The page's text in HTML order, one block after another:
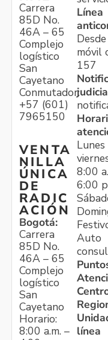
Carrera
85D No.
46A – 65
Complejo
logístico
San
Cayetano
Conmutador:
+57 (601)
7965150
VENTA
NILLA
ÚNICA
DE
RADIC
ACIÓN
Bogotá:
Carrera
85D No.
46A – 65
Complejo
logístico
San
Cayetano
Horario:
8:00 a.m. –
Línea
Desde
móvil
157
Lunes
8:00
6:00
Auto
línea